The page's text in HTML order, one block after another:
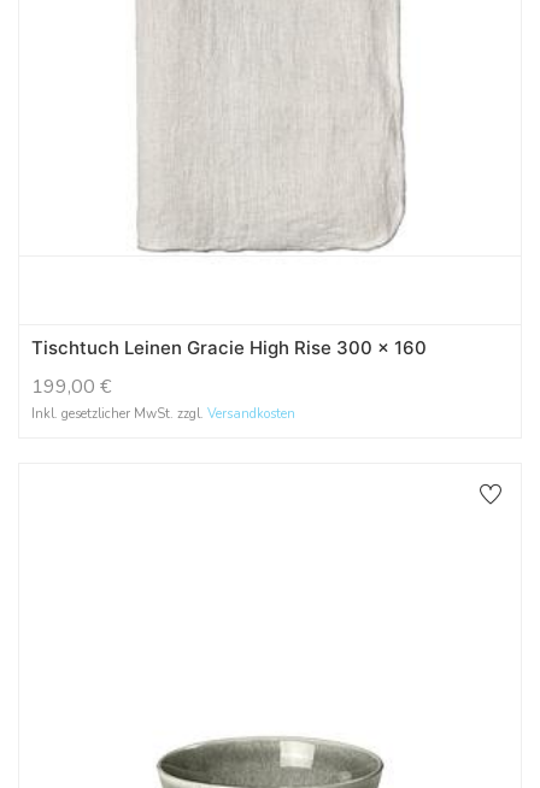
Tischtuch Leinen Gracie High Rise 300 x 160
199,00 €
Inkl. gesetzlicher MwSt. zzgl. Versandkosten